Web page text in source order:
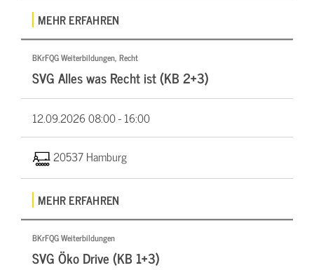
MEHR ERFAHREN
BKrFQG Weiterbildungen, Recht
SVG Alles was Recht ist (KB 2+3)
12.09.202608:00 - 16:00
20537 Hamburg
MEHR ERFAHREN
BKrFQG Weiterbildungen
SVG Öko Drive (KB 1+3)